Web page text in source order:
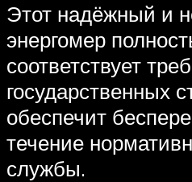
Этот надёжный и
энергомер
соответствует
государственных
обеспечит
течение
службы.